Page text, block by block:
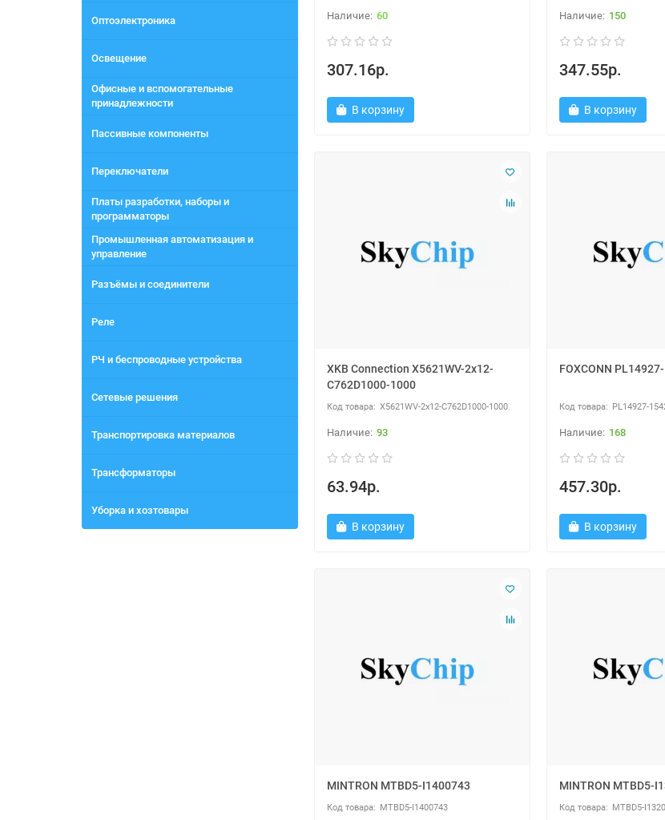
Оптоэлектроника
Освещение
Офисные и вспомогательные
принадлежности
Пассивные компоненты
Переключатели
Платы разработки, наборы и
программаторы
Промышленная автоматизация и
управление
Разъёмы и соединители
Реле
РЧ и беспроводные устройства
Сетевые решения
Транспортировка материалов
Трансформаторы
Уборка и хозтовары
60
307.16р.
В корзину
150
347.55р.
В корзину
XKB Connection X5621WV-2x12-
C762D1000-1000
X5621WV-2x12-C762D1000-1000
93
63.94р.
В корзину
FOXCONN
PL14927-
168
457.30р.
В корзину
MINTRON MTBD5-I1400743
MTBD5-I1400743
MINTRON MTBD5-
MTBD5-